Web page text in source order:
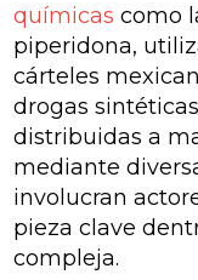
químicas como
piperidona,
cárteles
drogas
distribuidas a
mediante
involucran
pieza clave
compleja.